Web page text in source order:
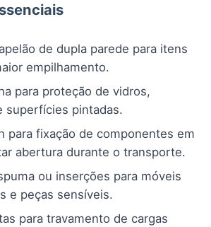
de dupla parede para itens
empilhamento.
para proteção de vidros,
superfícies pintadas.
para fixação de componentes em
abertura durante o transporte.
ou inserções para móveis
e peças sensíveis.
para travamento de cargas